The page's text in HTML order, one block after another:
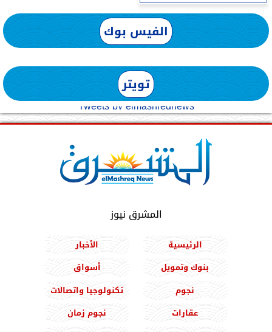
الفيس بوك
تويتر
Tweets by elmashreqnews
المشرق نيوز
الرئيسية
الأخبار
بنوك وتمويل
أسواق
نجوم
تكنولوجيا واتصالات
عقارات
نجوم زمان